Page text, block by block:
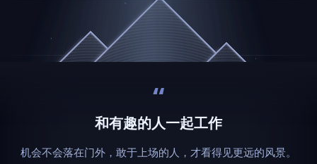
“
和有趣的人一起工作
机会不会落在门外，敢于上场的人，才看得见更远的风景。